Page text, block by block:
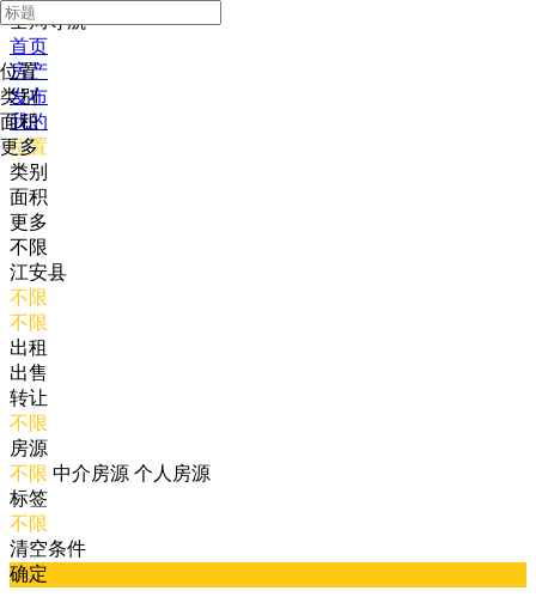
全局导航
首页
房产
发布
我的
位置
类别
面积
更多
位置
类别
面积
更多
不限
江安县
不限
不限
出租
出售
转让
不限
房源
不限 中介房源 个人房源
标签
不限
清空条件
确定